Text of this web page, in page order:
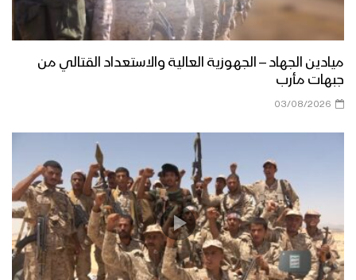
غاية الصيام – القول السديد 1444هـ
الجوف – رسائل المجاهدين المرابطين في
جبهة المرازيق بمناسبة شهر رمضان المبارك
– 1444هـ
ميادين الجهاد – حلقة خاصة من جبهة جيزان
بمناسبة شهر رمضان المبارك والعام الثامن
من الصمود 1444هـ
ميادين الجهاد – الجهوزية العالية والاستعداد القتالي من
جبهات مأرب
03/08/2026